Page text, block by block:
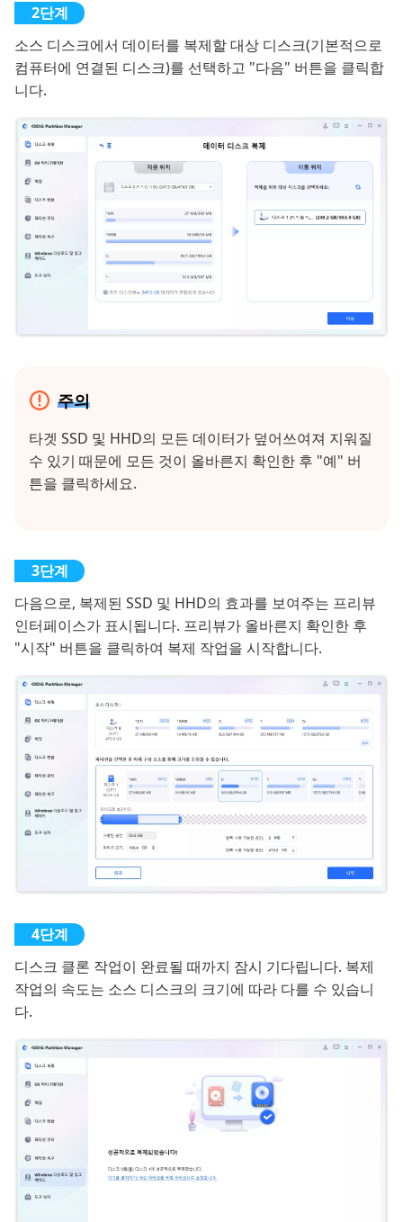
소스 디스크에서 데이터를 복제할 대상 디스크(기본적으로
컴퓨터에 연결된 디스크)를 선택하고 "다음" 버튼을 클릭합
니다.
주의
타겟 SSD 및 HHD의 모든 데이터가 덮어쓰여져 지워질
수 있기 때문에 모든 것이 올바른지 확인한 후 "예" 버
튼을 클릭하세요.
다음으로, 복제된 SSD 및 HHD의 효과를 보여주는 프리뷰
인터페이스가 표시됩니다. 프리뷰가 올바른지 확인한 후
"시작" 버튼을 클릭하여 복제 작업을 시작합니다.
디스크 클론 작업이 완료될 때까지 잠시 기다립니다. 복제
작업의 속도는 소스 디스크의 크기에 따라 다를 수 있습니
다.